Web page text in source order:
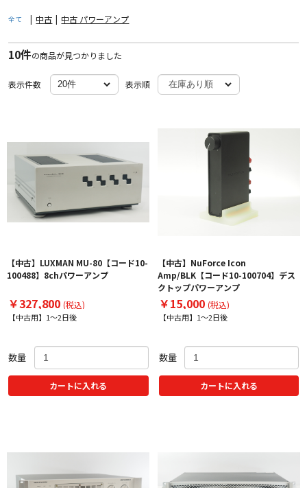
全て | 中古 | 中古 パワーアンプ
10件の商品が見つかりました
表示件数 表示順
【中古】LUXMAN MU-80【コード10-
100488】8chパワーアンプ
￥327,800 (税込)
【中古用】1～2日後
数量
カートに入れる
【中古】NuForce Icon
Amp/BLK【コード10-100704】デス
クトップパワーアンプ
￥15,000 (税込)
【中古用】1～2日後
数量
カートに入れる